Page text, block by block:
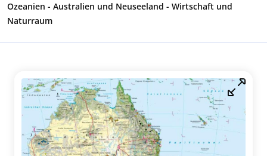
Ozeanien - Australien und Neuseeland - Wirtschaft und
Naturraum